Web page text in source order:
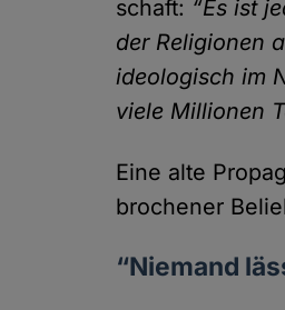
schaft: “Es ist
der Religionen
ideologisch im
viele Millionen
Eine alte
brochener
“Niemand